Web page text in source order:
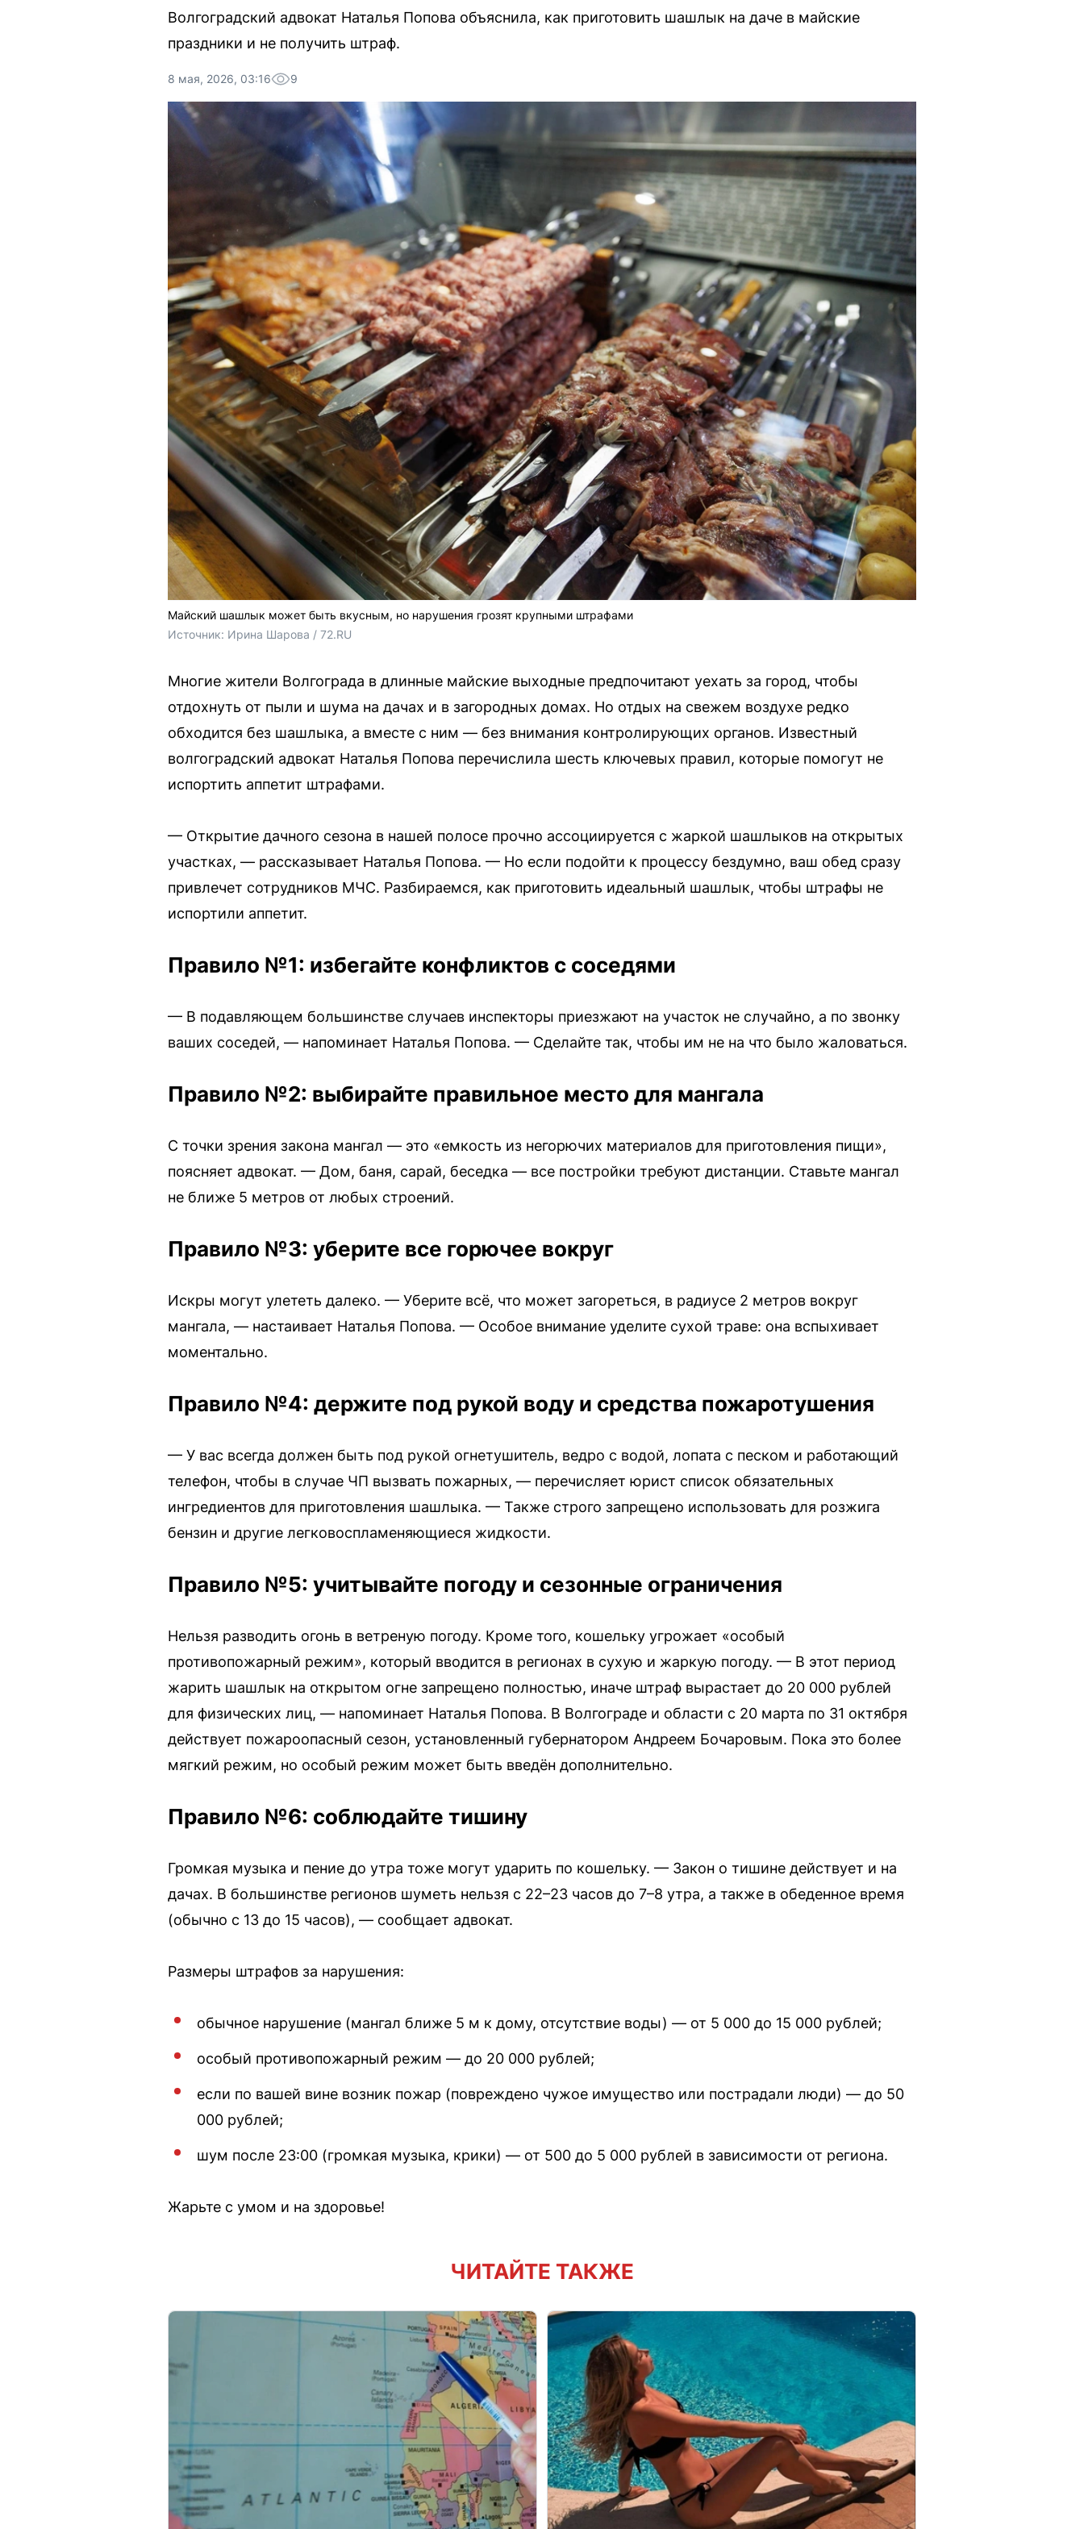
Волгоградский адвокат Наталья Попова объяснила, как приготовить шашлык на даче в майские
праздники и не получить штраф.
8 мая, 2026, 03:16 9
Майский шашлык может быть вкусным, но нарушения грозят крупными штрафами
Источник: Ирина Шарова / 72.RU
Многие жители Волгограда в длинные майские выходные предпочитают уехать за город, чтобы
отдохнуть от пыли и шума на дачах и в загородных домах. Но отдых на свежем воздухе редко
обходится без шашлыка, а вместе с ним — без внимания контролирующих органов. Известный
волгоградский адвокат Наталья Попова перечислила шесть ключевых правил, которые помогут не
испортить аппетит штрафами.
— Открытие дачного сезона в нашей полосе прочно ассоциируется с жаркой шашлыков на открытых
участках, — рассказывает Наталья Попова. — Но если подойти к процессу бездумно, ваш обед сразу
привлечет сотрудников МЧС. Разбираемся, как приготовить идеальный шашлык, чтобы штрафы не
испортили аппетит.
Правило №1: избегайте конфликтов с соседями
— В подавляющем большинстве случаев инспекторы приезжают на участок не случайно, а по звонку
ваших соседей, — напоминает Наталья Попова. — Сделайте так, чтобы им не на что было жаловаться.
Правило №2: выбирайте правильное место для мангала
С точки зрения закона мангал — это «емкость из негорючих материалов для приготовления пищи»,
поясняет адвокат. — Дом, баня, сарай, беседка — все постройки требуют дистанции. Ставьте мангал
не ближе 5 метров от любых строений.
Правило №3: уберите все горючее вокруг
Искры могут улететь далеко. — Уберите всё, что может загореться, в радиусе 2 метров вокруг
мангала, — настаивает Наталья Попова. — Особое внимание уделите сухой траве: она вспыхивает
моментально.
Правило №4: держите под рукой воду и средства пожаротушения
— У вас всегда должен быть под рукой огнетушитель, ведро с водой, лопата с песком и работающий
телефон, чтобы в случае ЧП вызвать пожарных, — перечисляет юрист список обязательных
ингредиентов для приготовления шашлыка. — Также строго запрещено использовать для розжига
бензин и другие легковоспламеняющиеся жидкости.
Правило №5: учитывайте погоду и сезонные ограничения
Нельзя разводить огонь в ветреную погоду. Кроме того, кошельку угрожает «особый
противопожарный режим», который вводится в регионах в сухую и жаркую погоду. — В этот период
жарить шашлык на открытом огне запрещено полностью, иначе штраф вырастает до 20 000 рублей
для физических лиц, — напоминает Наталья Попова. В Волгограде и области с 20 марта по 31 октября
действует пожароопасный сезон, установленный губернатором Андреем Бочаровым. Пока это более
мягкий режим, но особый режим может быть введён дополнительно.
Правило №6: соблюдайте тишину
Громкая музыка и пение до утра тоже могут ударить по кошельку. — Закон о тишине действует и на
дачах. В большинстве регионов шуметь нельзя с 22–23 часов до 7–8 утра, а также в обеденное время
(обычно с 13 до 15 часов), — сообщает адвокат.
Размеры штрафов за нарушения:
обычное нарушение (мангал ближе 5 м к дому, отсутствие воды) — от 5 000 до 15 000 рублей;
особый противопожарный режим — до 20 000 рублей;
если по вашей вине возник пожар (повреждено чужое имущество или пострадали люди) — до 50
000 рублей;
шум после 23:00 (громкая музыка, крики) — от 500 до 5 000 рублей в зависимости от региона.
Жарьте с умом и на здоровье!
ЧИТАЙТЕ ТАКЖЕ